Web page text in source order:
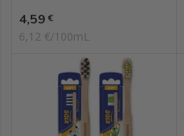
Prix
4,59 €
6,12 €/100mL